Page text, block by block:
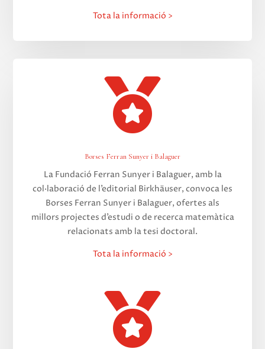
Tota la informació >

Borses Ferran Sunyer i Balaguer
La Fundació Ferran Sunyer i Balaguer, amb la
col·laboració de l’editorial Birkhäuser, convoca les
Borses Ferran Sunyer i Balaguer, ofertes als
millors projectes d’estudi o de recerca matemàtica
relacionats amb la tesi doctoral.
Tota la informació >
